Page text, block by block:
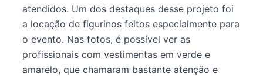
atendidos. Um dos destaques desse projeto foi
a locação de figurinos feitos especialmente para
o evento. Nas fotos, é possível ver as
profissionais com vestimentas em verde e
amarelo, que chamaram bastante atenção e